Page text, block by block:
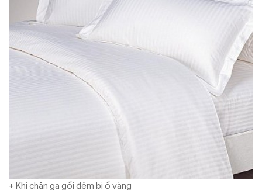
+ Khi chăn ga gối đệm bị ố vàng